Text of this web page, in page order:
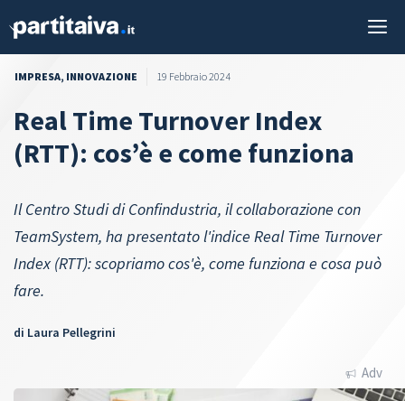
IMPRESA, INNOVAZIONE 19 Febbraio 2024
Real Time Turnover Index
(RTT): cos’è e come funziona
Il Centro Studi di Confindustria, il collaborazione con
TeamSystem, ha presentato l'indice Real Time Turnover
Index (RTT): scopriamo cos'è, come funziona e cosa può
fare.
di Laura Pellegrini
Adv